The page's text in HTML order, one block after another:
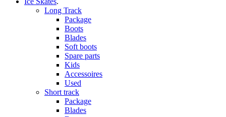
Long Track
Package
Boots
Blades
Soft boots
Spare parts
Kids
Accessoires
Used
Short track
Package
Blades